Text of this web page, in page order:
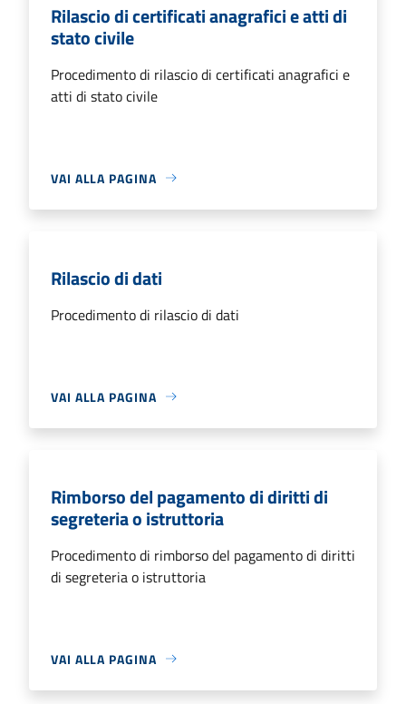
Rilascio di certificati anagrafici e atti di
stato civile
Procedimento di rilascio di certificati anagrafici e
atti di stato civile
VAI ALLA PAGINA
Rilascio di dati
Procedimento di rilascio di dati
VAI ALLA PAGINA
Rimborso del pagamento di diritti di
segreteria o istruttoria
Procedimento di rimborso del pagamento di diritti
di segreteria o istruttoria
VAI ALLA PAGINA